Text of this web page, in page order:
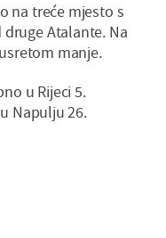
na treće mjesto s
Atalante. Na
manje.
u Rijeci 5.
Napulju 26.